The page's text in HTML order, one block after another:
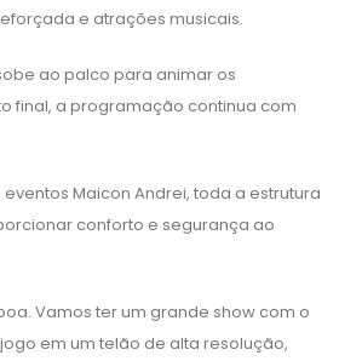
e atrações musicais.
ao palco para animar os
final, a programação continua com
Maicon Andrei, toda a estrutura
conforto e segurança ao
Vamos ter um grande show com o
em um telão de alta resolução,